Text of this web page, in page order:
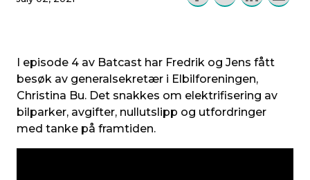
I episode 4 av Batcast har Fredrik og Jens fått
besøk av generalsekretær i Elbilforeningen,
Christina Bu. Det snakkes om elektrifisering av
bilparker, avgifter, nullutslipp og utfordringer
med tanke på framtiden.